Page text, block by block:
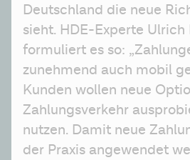
Deutschland die neue
sieht. HDE-Experte Ulrich
formuliert es so:
zunehmend auch mobil
Kunden wollen neue
Zahlungsverkehr
nutzen. Damit neue
der Praxis angewendet